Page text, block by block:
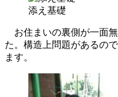
添え基礎
お住まいの裏側が一面
た。構造上問題があるの
ます。